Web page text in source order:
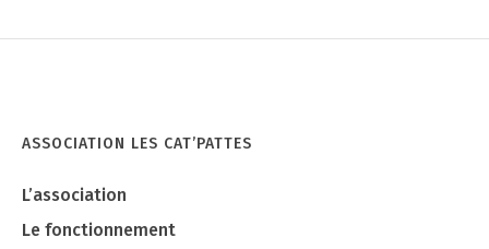
ASSOCIATION LES CAT’PATTES
L’association
Le fonctionnement